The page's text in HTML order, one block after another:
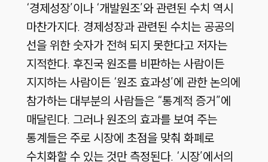
‘경제성장’이나 ‘개발원조’와 관련된 수치 역시
마찬가지다. 경제성장과 관련된 수치는 공공의
선을 위한 숫자가 전혀 되지 못한다고 저자는
지적한다. 후진국 원조를 비판하는 사람이든
지지하는 사람이든 ‘원조 효과성’에 관한 논의에
참가하는 대부분의 사람들은 “통계적 증거”에
매달린다. 그러나 원조의 효과를 보여 주는
통계들은 주로 시장에 초점을 맞춰 화폐로
수치화할 수 있는 것만 측정된다. ‘시장’에서의